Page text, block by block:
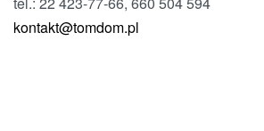
kontakt@tomdom.pl